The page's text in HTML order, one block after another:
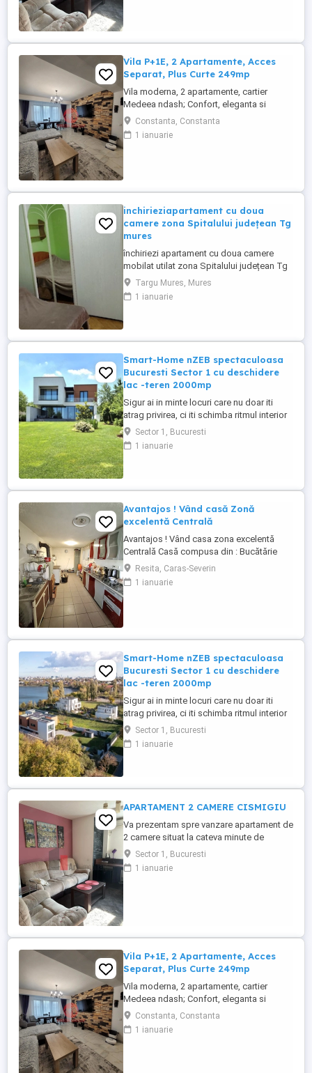
Vila P+1E, 2 Apartamente, Acces
Separat, Plus Curte 249mp
Vila moderna, 2 apartamente, cartier
Medeea ndash; Confort, eleganta si
investitie sigura! Descopera o proprietate
deosebita, gandita pentru confort,
intimitate si stil de viata modern! Situata in
Constanta, Constanta
1 ianuarie
inchirieziapartament cu doua
camere zona Spitalului județean Tg
mures
închiriezi apartament cu doua camere
mobilat utilat zona Spitalului județean Tg
MureșTargu Mures, Mures
1 ianuarie
Smart-Home nZEB spectaculoasa
Bucuresti Sector 1 cu deschidere
lac -teren 2000mp
Sigur ai in minte locuri care nu doar iti
atrag privirea, ci iti schimba ritmul interior
prin intreaga experienta pe care ti-o ofera -
estetica, arhitectura, lumina, liniste in
mijlocul vibratiei orasului - in cazul de fata,
Sector 1, Bucuresti
1 ianuarie
Avantajos ! Vând casă Zonă
excelentă Centrală
Avantajos ! Vând casa zona excelentă
Centrală Casă compusa din : Bucătărie
generoasă dotată cu centrala Living
generos Dormitoare 3 podele laminate
Baie 1 gresie si faianță Pivniță 1 Curte
Resita, Caras-Severin
1 ianuarie
Smart-Home nZEB spectaculoasa
Bucuresti Sector 1 cu deschidere
lac -teren 2000mp
Sigur ai in minte locuri care nu doar iti
atrag privirea, ci iti schimba ritmul interior
prin intreaga experienta pe care ti-o ofera -
estetica, arhitectura, lumina, liniste in
mijlocul vibratiei orasului - in cazul de fata,
Sector 1, Bucuresti
1 ianuarie
APARTAMENT 2 CAMERE CISMIGIU
Va prezentam spre vanzare apartament de
2 camere situat la cateva minute de
Cismigiu. Apartamentul este situat la etajul
2 al unui bloc de 4 etaje, blocul avand lift.
locuinta are 2 camere spatioase ,
Sector 1, Bucuresti
1 ianuarie
Vila P+1E, 2 Apartamente, Acces
Separat, Plus Curte 249mp
Vila moderna, 2 apartamente, cartier
Medeea ndash; Confort, eleganta si
investitie sigura! Descopera o proprietate
deosebita, gandita pentru confort,
intimitate si stil de viata modern! Situata in
Constanta, Constanta
1 ianuarie